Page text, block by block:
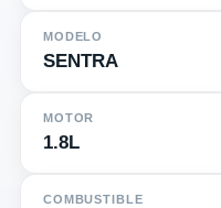
MODELO
SENTRA
MOTOR
1.8L
COMBUSTIBLE